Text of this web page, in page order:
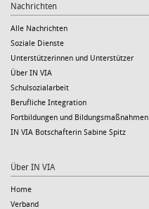
Nachrichten
Alle Nachrichten
Soziale Dienste
Unterstützerinnen und Unterstützer
Über IN VIA
Schulsozialarbeit
Berufliche Integration
Fortbildungen und Bildungsmaßnahmen
IN VIA Botschafterin Sabine Spitz
Über IN VIA
Home
Verband